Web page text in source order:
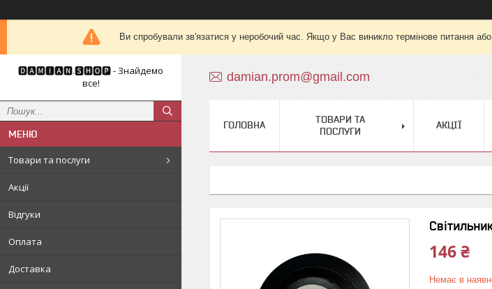
Ви спробували зв'язатися у неробочий час. Якщо у Вас виникло термінове питання
🅳🅰🅼🅸🅰🅽.🆂🅷🅾🅿 - Знайдемо
все!
Товари та послуги
Акції
Відгуки
Оплата
Доставка
damian.prom@gmail.com
ГОЛОВНА
ТОВАРИ ТА
ПОСЛУГИ
АКЦІЇ
146 ₴
Немає в